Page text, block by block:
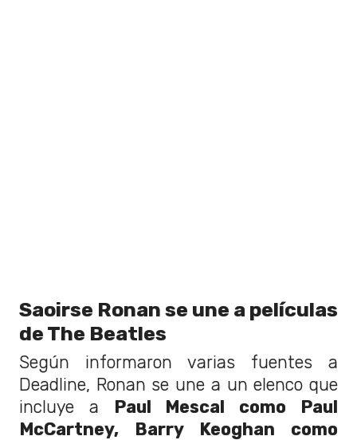
Saoirse Ronan se une a películas
de The Beatles
Según informaron varias fuentes a
Deadline, Ronan se une a un elenco que
incluye a Paul Mescal como Paul
McCartney, Barry Keoghan como